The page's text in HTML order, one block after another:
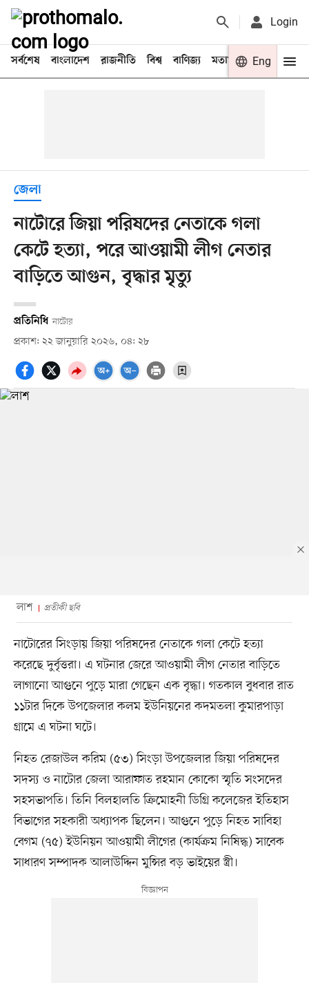
Login
সর্বশেষ বাংলাদেশ রাজনীতি বিশ্ব বাণিজ্য মতামত খেলা
Eng
জেলা
নাটোরে জিয়া পরিষদের নেতাকে গলা
কেটে হত্যা, পরে আওয়ামী লীগ নেতার
বাড়িতে আগুন, বৃদ্ধার মৃত্যু
প্রতিনিধি নাটোর
প্রকাশ: ২২ জানুয়ারি ২০২৬, ০৪: ২৮
লাশ প্রতীকী ছবি
নাটোরের সিংড়ায় জিয়া পরিষদের নেতাকে গলা কেটে হত্যা
করেছে দুর্বৃত্তরা। এ ঘটনার জেরে আওয়ামী লীগ নেতার বাড়িতে
লাগানো আগুনে পুড়ে মারা গেছেন এক বৃদ্ধা। গতকাল বুধবার রাত
১১টার দিকে উপজেলার কলম ইউনিয়নের কদমতলা কুমারপাড়া
গ্রামে এ ঘটনা ঘটে।
নিহত রেজাউল করিম (৫৩) সিংড়া উপজেলার জিয়া পরিষদের
সদস্য ও নাটোর জেলা আরাফাত রহমান কোকো স্মৃতি সংসদের
সহসভাপতি। তিনি বিলহালতি ক্রিমোহনী ডিগ্রি কলেজের ইতিহাস
বিভাগের সহকারী অধ্যাপক ছিলেন। আগুনে পুড়ে নিহত সাবিহা
বেগম (৭৫) ইউনিয়ন আওয়ামী লীগের (কার্যক্রম নিষিদ্ধ) সাবেক
সাধারণ সম্পাদক আলাউদ্দিন মুন্সির বড় ভাইয়ের স্ত্রী।